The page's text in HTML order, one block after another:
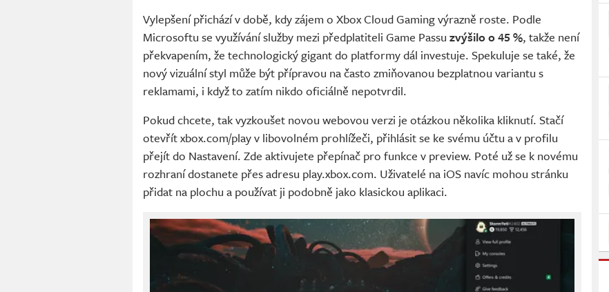
Vylepšení přichází v době, kdy zájem o Xbox Cloud Gaming výrazně roste. Podle
Microsoftu se využívání služby mezi předplatiteli Game Passu zvýšilo o 45 %, takže není
překvapením, že technologický gigant do platformy dál investuje. Spekuluje se také, že
nový vizuální styl může být přípravou na často zmiňovanou bezplatnou variantu s
reklamami, i když to zatím nikdo oficiálně nepotvrdil.
Pokud chcete, tak vyzkoušet novou webovou verzi je otázkou několika kliknutí. Stačí
otevřít xbox.com/play v libovolném prohlížeči, přihlásit se ke svému účtu a v profilu
přejít do Nastavení. Zde aktivujete přepínač pro funkce v preview. Poté už se k novému
rozhraní dostanete přes adresu play.xbox.com. Uživatelé na iOS navíc mohou stránku
přidat na plochu a používat ji podobně jako klasickou aplikaci.